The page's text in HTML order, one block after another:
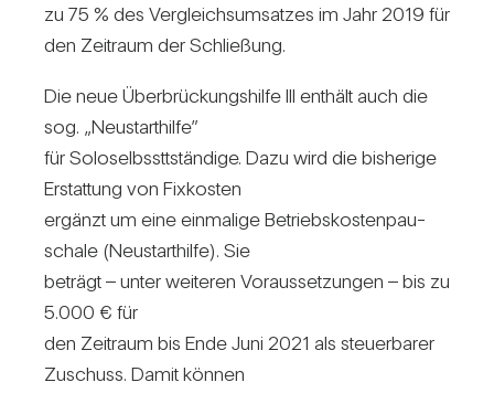
zu 75 % des Ver­gleichs­um­satzes im Jahr 2019 für
den Zeit­raum der Schlie­ßung.
Die neue Über­brü­ckungs­hilfe III ent­hält auch die
sog. „Neu­start­hilfe”
für Solo­selbs­st­tstän­dige. Dazu wird die bis­he­rige
Erstat­tung von Fix­kosten
ergänzt um eine ein­ma­lige Betriebs­kos­ten­pau­
schale (Neu­start­hilfe). Sie
beträgt – unter wei­teren Vor­aus­set­zungen – bis zu
5.000 € für
den Zeit­raum bis Ende Juni 2021 als steu­er­barer
Zuschuss. Damit können